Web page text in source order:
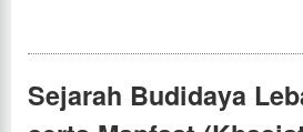
Sejarah Budidaya